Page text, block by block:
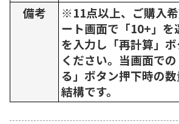
備考
※11点以上、ご購入
ート画面で「10+」を
を入力し「再計算」
ください。当画面で
る」ボタン押下時の
結構です。